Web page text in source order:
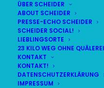
ÜBER SCHEIDER
ABOUT SCHEIDER
PRESSE-ECHO SCHEIDER
SCHEIDER SOCIAL!
LIEBLINGSORTE
23 KILO WEG OHNE
KONTAKT
KONTAKT!
DATENSCHUTZERKLÄRUNG
IMPRESSUM